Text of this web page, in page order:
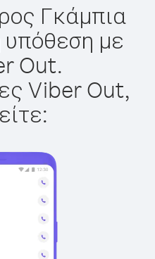
Γκάμπια
υπόθεση με
Out.
Viber Out,